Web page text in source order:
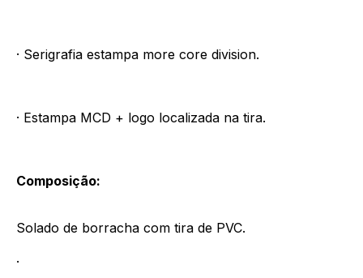
· Serigrafia estampa more core division.
· Estampa MCD + logo localizada na tira.
Composição:
Solado de borracha com tira de PVC.
.